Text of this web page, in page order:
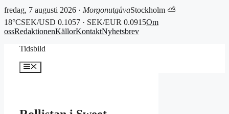
fredag, 7 augusti 2026 · MorgonutgåvaStockholm ⛅
18°CSEK/USD 0.1057 · SEK/EUR 0.0915Om
ossRedaktionenKällorKontaktNyhetsbrev
Tidsbild
Meny